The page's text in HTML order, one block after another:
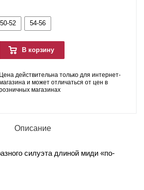
50-52 54-56
В корзину
Цена действительна только для интернет-
и может отличаться от цен в
магазинах
Описание
силуэта длиной миди «по-